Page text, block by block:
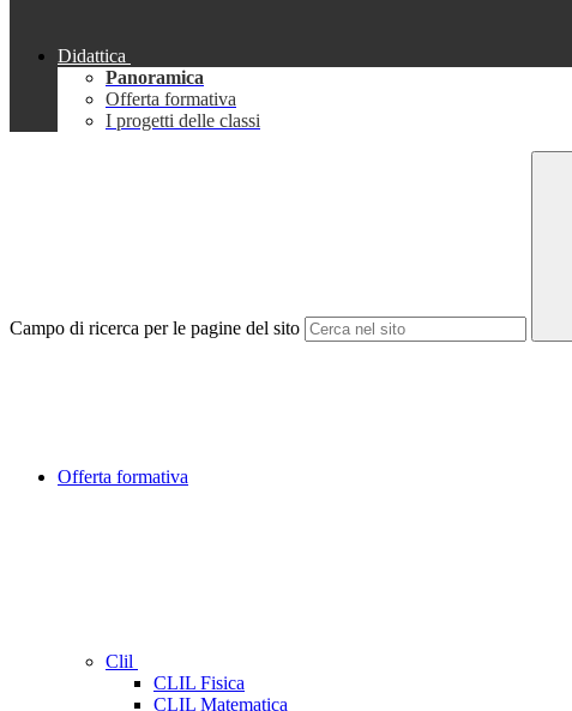
Didattica
Panoramica
Offerta formativa
I progetti delle classi
Campo di ricerca per le pagine del sito
Offerta formativa
Clil
CLIL Fisica
CLIL Matematica